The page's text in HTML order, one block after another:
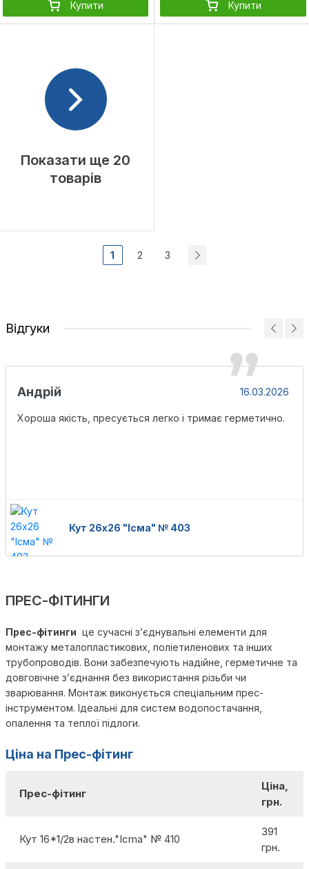
Купити Купити
Показати ще 20
товарів
1 2 3
Відгуки
Андрій 16.03.2026
Хороша якість, пресується легко і тримає герметично.
Кут 26х26 "Ісма" № 403
ПРЕС-ФІТИНГИ
Прес-фітинги це сучасні з’єднувальні елементи для
монтажу металопластикових, поліетиленових та інших
трубопроводів. Вони забезпечують надійне, герметичне та
довговічне з’єднання без використання різьби чи
зварювання. Монтаж виконується спеціальним прес-
інструментом. Ідеальні для систем водопостачання,
опалення та теплої підлоги.
Ціна на Прес-фітинг
Прес-фітинг
Ціна,
грн.
Кут 16*1/2в настен."Icma" № 410
391
грн.